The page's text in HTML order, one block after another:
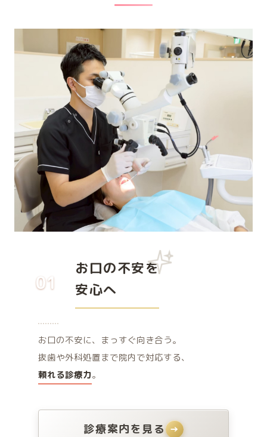
01
お口の不安を
安心へ
お口の不安に、まっすぐ向き合う。
抜歯や外科処置まで院内で対応する、
頼れる診療力。
診療案内を見る →